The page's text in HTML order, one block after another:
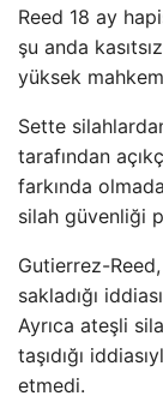
Reed 18 ay
şu anda
yüksek
Sette
tarafından
farkında
silah güvenliği
Gutierrez-
sakladığı
Ayrıca ateşli
taşıdığı
etmedi.